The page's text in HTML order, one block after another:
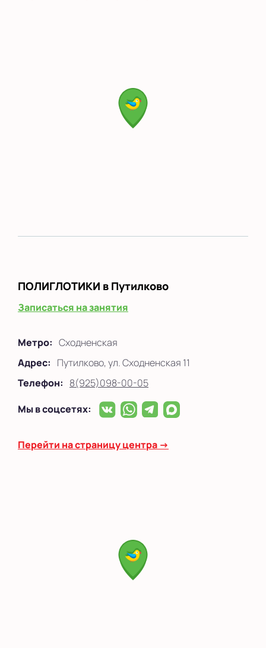
ПОЛИГЛОТИКИ в Путилково
Записаться на занятия
Метро: Сходненская
Адрес: Путилково, ул. Сходненская 11
Телефон: 8(925)098-00-05
Мы в соцсетях:
Перейти на страницу центра →